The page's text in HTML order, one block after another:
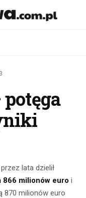
lata dzielił
866 milionów euro i
870 milionów euro